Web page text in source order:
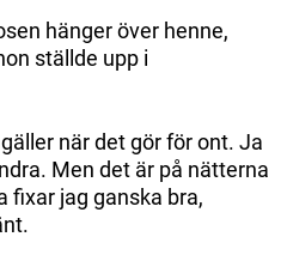
hänger över henne,
ställde upp i
när det gör för ont. Ja
Men det är på nätterna
fixar jag ganska bra,